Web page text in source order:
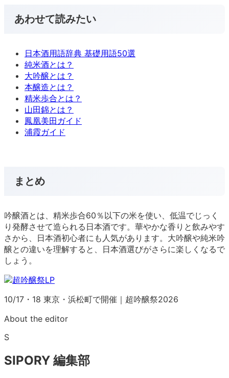
あわせて読みたい
日本酒用語辞典 基礎用語50選
純米酒とは？
大吟醸とは？
本醸造とは？
精米歩合とは？
山田錦とは？
鳳凰美田ガイド
浦霞ガイド
まとめ
吟醸酒とは、精米歩合60％以下の米を使い、低温でじっく
り発酵させて造られる日本酒です。華やかな香りと飲みやす
さから、日本酒初心者にも人気があります。大吟醸や純米吟
醸との違いを理解すると、日本酒選びがさらに楽しくなるで
しょう。
10/17・18 東京・浜松町で開催｜超吟醸祭2026
About the editor
S
SIPORY 編集部